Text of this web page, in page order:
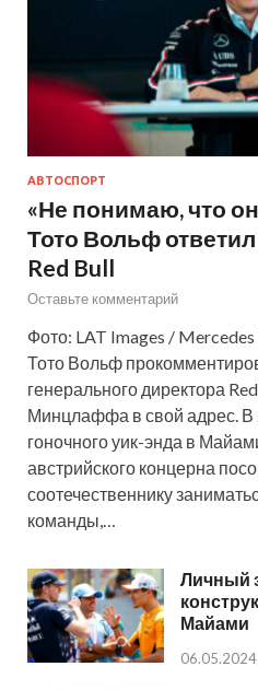
АВТОСПОРТ
«Не понимаю, что он
Тото Вольф
Red Bull
Оставьте комментарий
Фото: LAT Images /
Тото Вольф
генерального директора
Минцлаффа в свой адрес. В
гоночного уик-энда в
австрийского концерна
соотечественнику
команды,…
Личный
Майами
06.05.2024